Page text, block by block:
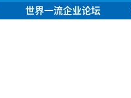
世界一流企业论坛